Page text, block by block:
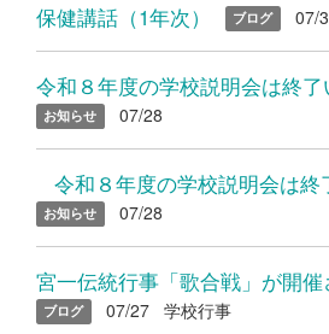
保健講話（1年次） ブログ 07/
お知らせ 07/28
お知らせ 07/28
宮一伝統行事「歌合戦」が開催
ブログ 07/27 学校行事